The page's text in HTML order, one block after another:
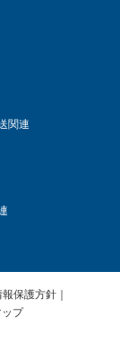
関連
報保護方針
プ